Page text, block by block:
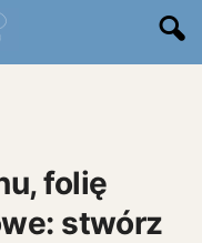
folię
stwórz